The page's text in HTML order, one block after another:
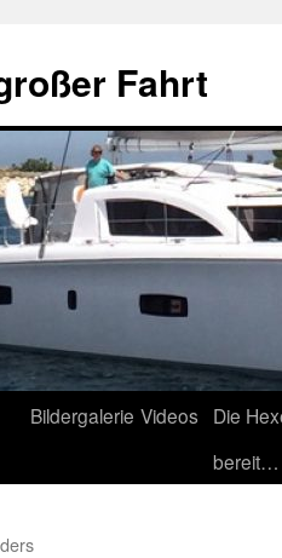
Fahrt
Bildergalerie Videos
Die
bereit…